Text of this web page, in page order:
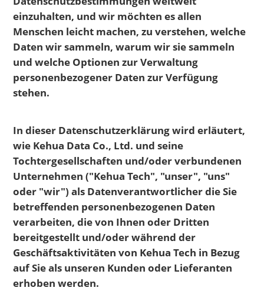
einzuhalten, und wir möchten es allen
Menschen leicht machen, zu verstehen, welche
Daten wir sammeln, warum wir sie sammeln
und welche Optionen zur Verwaltung
personenbezogener Daten zur Verfügung
stehen.
In dieser Datenschutzerklärung wird erläutert,
wie Kehua Data Co., Ltd. und seine
Tochtergesellschaften und/oder verbundenen
Unternehmen ("Kehua Tech", "unser", "uns"
oder "wir") als Datenverantwortlicher die Sie
betreffenden personenbezogenen Daten
verarbeiten, die von Ihnen oder Dritten
bereitgestellt und/oder während der
Geschäftsaktivitäten von Kehua Tech in Bezug
auf Sie als unseren Kunden oder Lieferanten
erhoben werden.